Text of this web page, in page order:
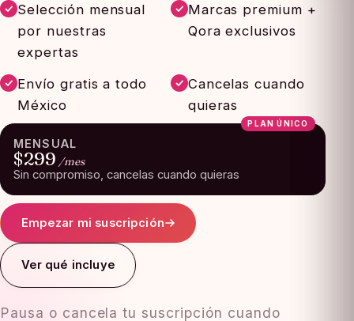
Selección mensual
por nuestras
expertas
Marcas premium +
Qora exclusivos
Envío gratis a todo
México
Cancelas cuando
quieras
PLAN ÚNICO
MENSUAL
$299 /mes
Sin compromiso, cancelas cuando quieras
Empezar mi suscripción
Ver qué incluye
Pausa o cancela tu suscripción cuando